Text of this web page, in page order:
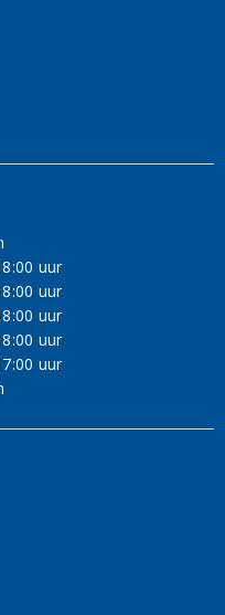
uur
uur
uur
uur
uur